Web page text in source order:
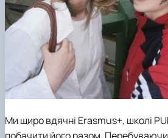
Ми щиро вдячні Erasmus+, школі